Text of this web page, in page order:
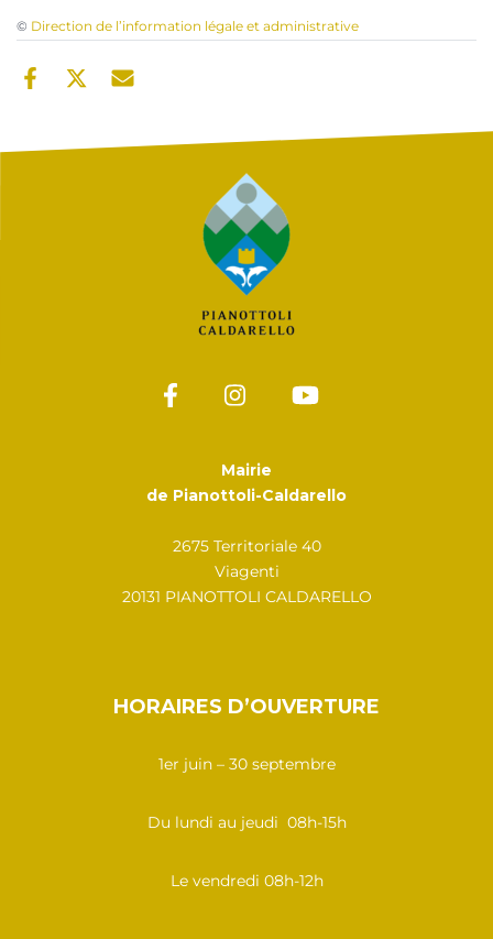
© Direction de l’information légale et administrative
Mairie
de Pianottoli-Caldarello
2675 Territoriale 40
Viagenti
20131 PIANOTTOLI CALDARELLO
HORAIRES D’OUVERTURE
1er juin – 30 septembre
Du lundi au jeudi 08h-15h
Le vendredi 08h-12h